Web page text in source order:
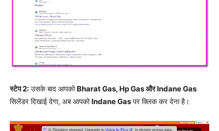
स्टेप 2:उसके बाद आपको Bharat Gas, Hp Gas और Indane Gas
सिलेंडर दिखाई देगा, अब आपको Indane Gasपर क्लिक कर देना है।